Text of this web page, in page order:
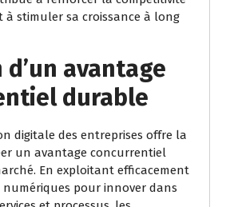
à stimuler sa croissance à long
avantage
durable
digitale des entreprises offre la
un avantage concurrentiel
En exploitant efficacement
numériques pour innover dans